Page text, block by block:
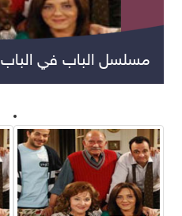
جميع المسلسلات
مسلسل الباب في الباب 2